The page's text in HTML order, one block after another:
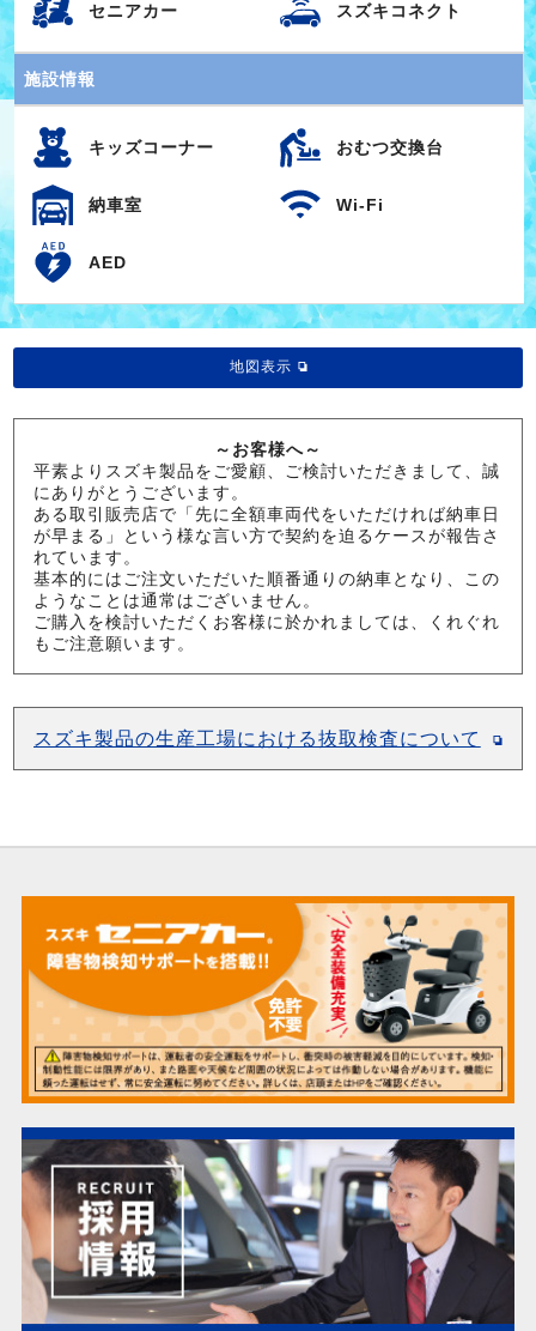
セニアカー スズキコネクト
施設情報
キッズコーナー おむつ交換台
納車室 Wi-Fi
AED
地図表示
～お客様へ～
平素よりスズキ製品をご愛顧、ご検討いただきまして、誠
にありがとうございます。
ある取引販売店で「先に全額車両代をいただければ納車日
が早まる」という様な言い方で契約を迫るケースが報告さ
れています。
基本的にはご注文いただいた順番通りの納車となり、この
ようなことは通常はございません。
ご購入を検討いただくお客様に於かれましては、くれぐれ
もご注意願います。
スズキ製品の生産工場における抜取検査について